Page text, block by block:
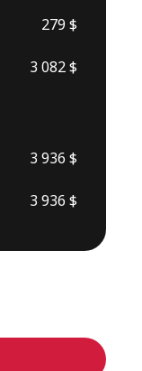
279 $
3 082 $
3 936 $
3 936 $